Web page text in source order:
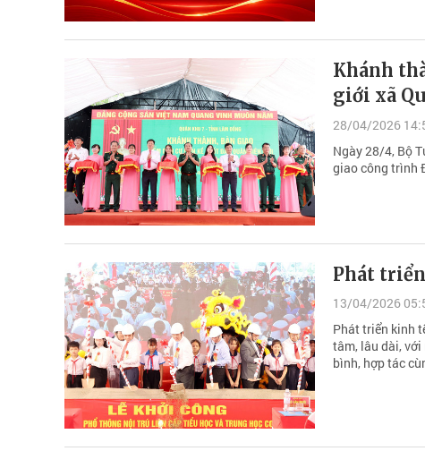
Khánh
giới xã
28/04/2026
Ngày 28/4, Bộ
giao công trình
Phát
13/04/2026
Phát triển kinh
tâm, lâu dài,
bình, hợp tác